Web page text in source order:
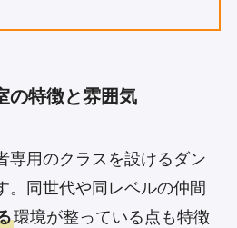
の特徴と雰囲気
専用のクラスを設けるダン
。同世代や同レベルの仲間
環境が整っている点も特徴